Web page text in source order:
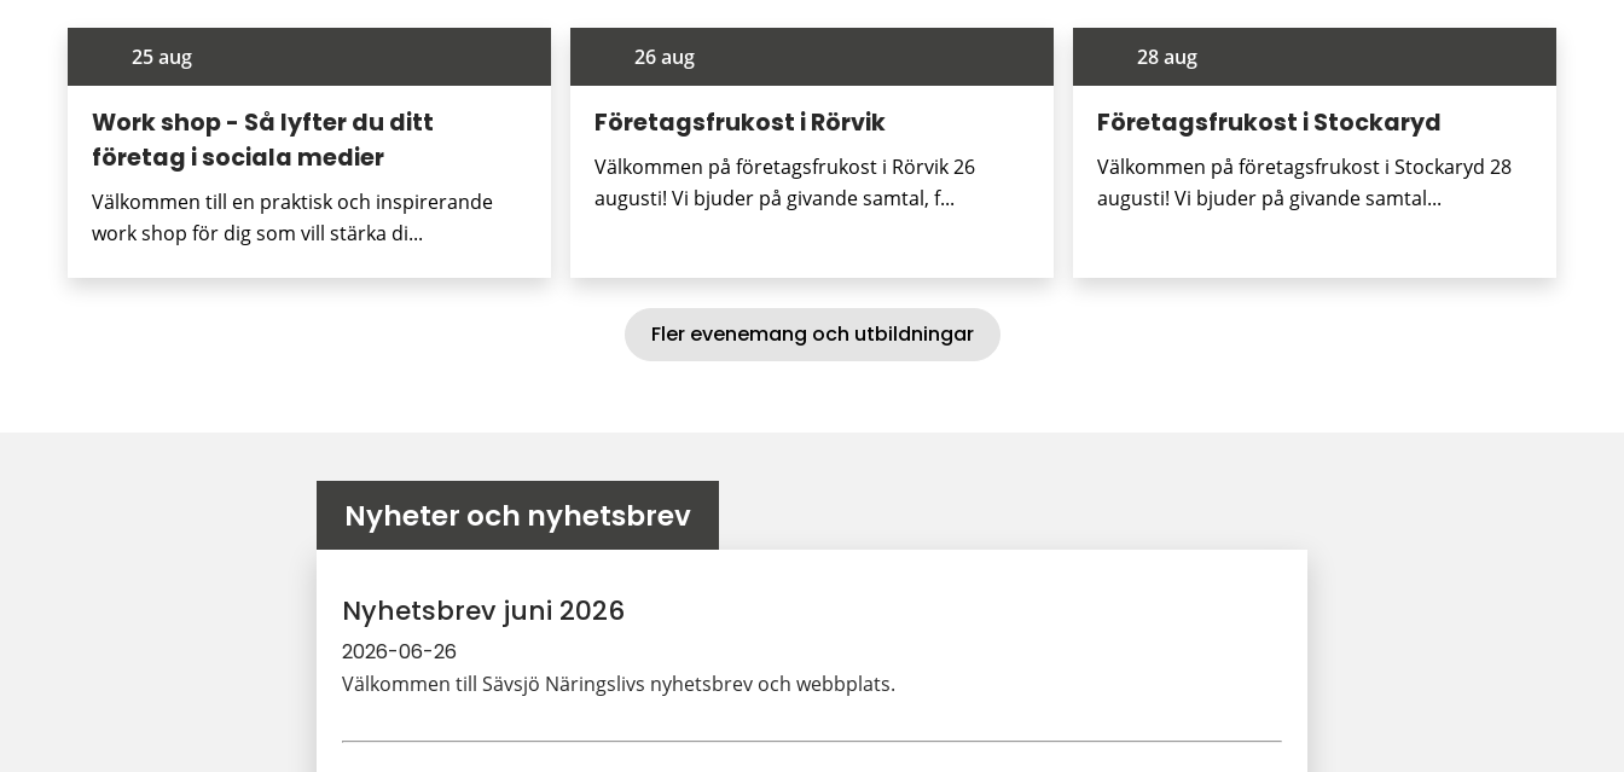
25 aug
Work shop - Så lyfter du ditt
företag i sociala medier
Välkommen till en praktisk och inspirerande
work shop för dig som vill stärka di...
26 aug
Företagsfrukost i Rörvik
Välkommen på företagsfrukost i Rörvik 26
augusti! Vi bjuder på givande samtal, f...
28 aug
Företagsfrukost i Stockaryd
Välkommen på företagsfrukost i Stockaryd 28
augusti! Vi bjuder på givande samtal...
Fler evenemang och utbildningar
Nyheter och nyhetsbrev
Nyhetsbrev juni 2026
2026-06-26
Välkommen till Sävsjö Näringslivs nyhetsbrev och webbplats.